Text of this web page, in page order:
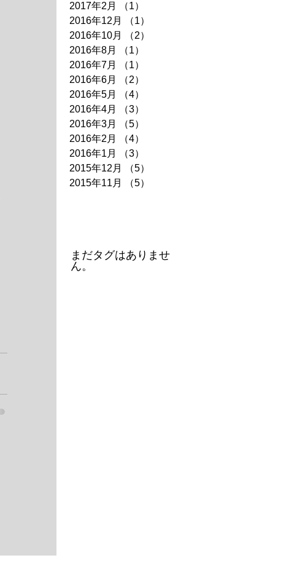
2017年2月
（1）
2016年12月
（1）
2016年10月
（2）
2016年8月
（1）
2016年7月
（1）
2016年6月
（2）
2016年5月
（4）
2016年4月
（3）
2016年3月
（5）
2016年2月
（4）
2016年1月
（3）
2015年12月
（5）
2015年11月
（5）
まだタグはありませ
ん。